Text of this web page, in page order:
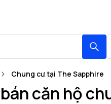
Chung cư tại The Sapphire
căn hộ